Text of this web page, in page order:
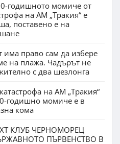
годишното момиче от
на АМ „Тракия“ е
поставено е на
има право сам да избере
на плажа. Чадърът не
с два шезлонга
на АМ „Тракия“
годишно момиче е в
кома
КЛУБ ЧЕРНОМОРЕЦ
ПЪРВЕНСТВО В